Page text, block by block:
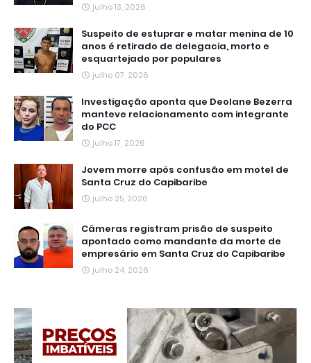
julho 13, 2026
Suspeito de estuprar e matar menina de 10
anos é retirado de delegacia, morto e
esquartejado por populares
julho 07, 2026
Investigação aponta que Deolane Bezerra
manteve relacionamento com integrante
do PCC
julho 17, 2026
Jovem morre após confusão em motel de
Santa Cruz do Capibaribe
julho 25, 2026
Câmeras registram prisão de suspeito
apontado como mandante da morte de
empresário em Santa Cruz do Capibaribe
julho 24, 2026